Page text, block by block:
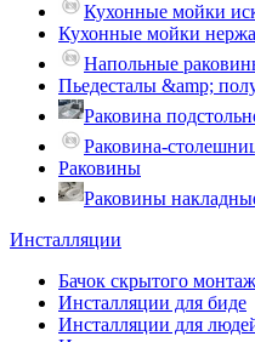
Кухонные мойки
Кухонные мойки
Напольные
Пьедесталы &amp;
Раковина
Раковина-
Раковины
Раковины
Инсталляции
Бачок скрытого
Инсталляции для биде
Инсталляции для